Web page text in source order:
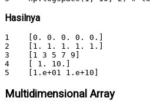
Hasilnya
1    [0. 0. 0. 0. 0.]
2    [1. 1. 1. 1. 1.]
3    [1 3 5 7 9]
4    [ 1. 10.]
5    [1.e+01 1.e+10]
Multidimensional Array